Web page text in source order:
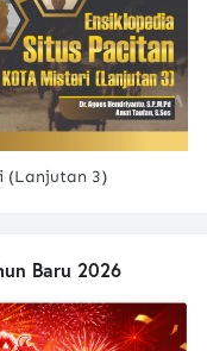
(Lanjutan 3)
Baru 2026